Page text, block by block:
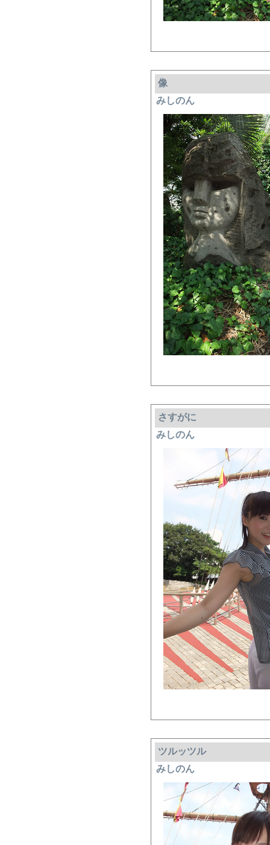
像
みしのん
さすがに
みしのん
ツルッツル
みしのん